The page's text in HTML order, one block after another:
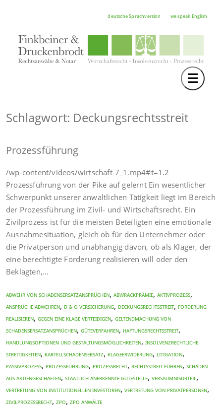
deutsche Sprachversion we speak English
Toggle
RECHTSGEBIETE
FORTBILDUNGEN
HOCHSCHULE
KARRIERE
SERVICE
Schlagwort: Deckungsrechtsstreit
Prozessführung
/wp-content/videos/wirtschaft-7_1.mp4#t=1.2
Prozessführung von der Pike auf gelernt Ein wesentlicher
Schwerpunkt unserer anwaltlichen Tätigkeit liegt im Bereich
der Prozessführung im Zivil- und Wirtschaftsrecht. Ein
Zivilprozess ist für die meisten Beteiligten eine emotionale
Ausnahmesituation, gleich ob für den Unternehmer oder
die Privatperson und unabhängig davon, ob als Kläger, der
eine berechtigte Forderung realisieren will oder den
Beklagten,…
Abwehr von Schadensersatzansprüchen, Abwrackprämie, Aktivprozess,
Ansprüche abwehren, D & O Versicherung, Deckungsrechtsstreit, Forderung
realisieren, gegen eine Klage verteidigen, Geltendmachung von
Schadensersatzansprüchen, Güteverfahren, Haftungsrechtsstreit,
Handlungsoptionen und Gestaltungsmöglichkeiten, Insolvenzrechtliche
Streitigkeiten, Kartellschadensersatz, Klageerwiderung, Litigation,
Passivprozess, Prozessführung, Prozessrecht, Rechtsstreit führen, Schäden
aus Aktiengeschäften, Staatlich anerkennte Gütestelle, Versäumnisurteil,
Vertretung von institutionellen Investoren, Vertretung von Privatpersonen,
Zivilprozessrecht, ZPO, ZPO Anwälte